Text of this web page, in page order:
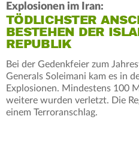
Explosionen im Iran:
TÖDLICHSTER
BESTEHEN DER
REPUBLIK
Bei der Gedenkfeier zum
Generals Soleimani kam es in
Explosionen. Mindestens 100
weitere wurden verletzt. Die
einem Terroranschlag.